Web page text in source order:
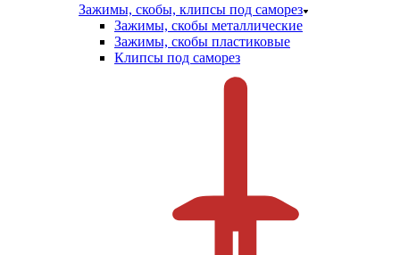
Зажимы, скобы, клипсы под саморез
Зажимы, скобы металлические
Зажимы, скобы пластиковые
Клипсы под саморез